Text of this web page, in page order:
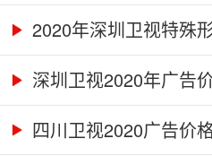
2020年深圳卫视特殊
深圳卫视2020年广告
四川卫视2020广告价